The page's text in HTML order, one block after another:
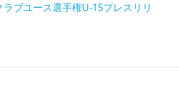
ラブユース選手権U-15プレスリリ